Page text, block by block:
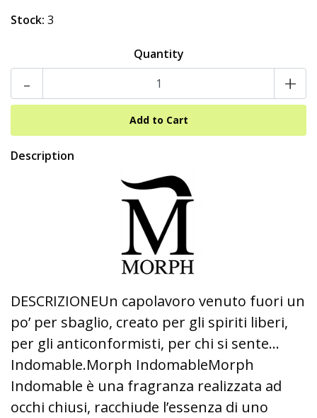
Stock: 3
Quantity
- +
Description
DESCRIZIONEUn capolavoro venuto fuori un
po’ per sbaglio, creato per gli spiriti liberi,
per gli anticonformisti, per chi si sente…
Indomable.Morph IndomableMorph
Indomable è una fragranza realizzata ad
occhi chiusi, racchiude l’essenza di uno